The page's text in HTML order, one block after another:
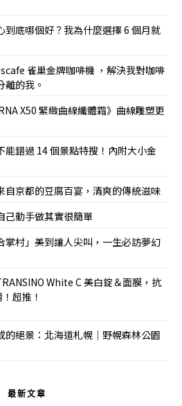
到底哪個好？我為什麼選擇 6 個月就
雀巢金牌咖啡機 ，解決我對咖啡
的我。
X50 緊緻曲線纖體霜》曲線雕塑更
錯過 14 個景點特搜！內附大小金
自京都的豆腐百宴，清爽的傳統滋味
己動手做其實很簡單
掌村」美到讓人尖叫，一生必訪夢幻
White C 美白錠＆面膜，抗
超推！
的絕景：北海道札幌｜野幌森林公園
最新文章